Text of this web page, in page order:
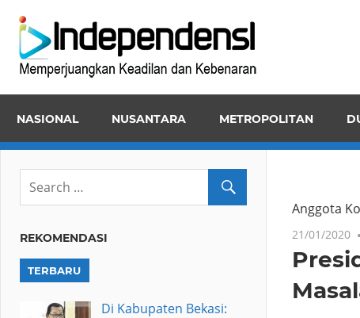
content
dan
NASIONAL NUSANTARA METROPOLITAN
Anggota
21/01/2020
REKOMENDASI
TERBARU
Di Kabupaten Bekasi: